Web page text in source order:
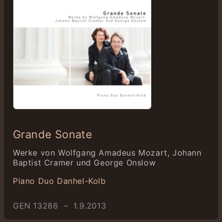
Grande Sonate
Werke von Wolfgang Amadeus Mozart, Johann
Baptist Cramer und George Onslow
Piano Duo Danhel-Kolb
GEN 13286 – 1.9.2013